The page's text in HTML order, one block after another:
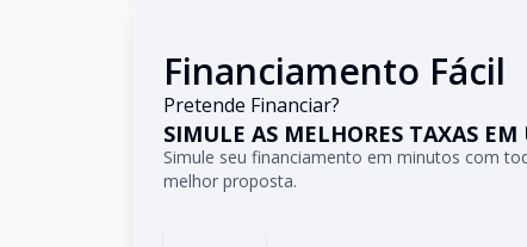
Financiamento Fácil
Pretende Financiar?
SIMULE AS MELHORES TAXAS
Simule seu financiamento em minutos com
melhor proposta.